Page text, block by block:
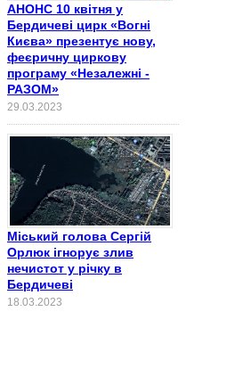
АНОНС 10 квітня у
Бердичеві цирк «Вогні
Києва» презентує нову,
феєричну циркову
програму «Незалежні -
РАЗОМ»
29.03.2023
Міський голова Сергій
Орлюк ігнорує злив
нечистот у річку в
Бердичеві
18.03.2023